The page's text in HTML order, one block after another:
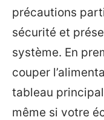
précautions
sécurité et
système. En
couper
tableau
même si votre